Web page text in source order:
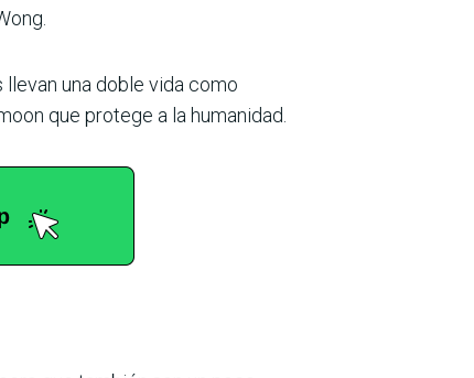
una doble vida como
que protege a la humanidad.